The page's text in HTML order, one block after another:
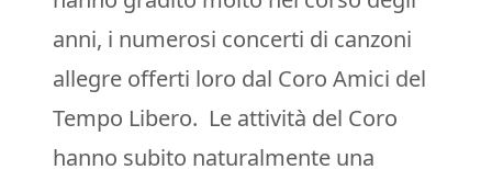
anni, i numerosi concerti di canzoni
allegre offerti loro dal Coro Amici del
Tempo Libero. Le attività del Coro
hanno subito naturalmente una